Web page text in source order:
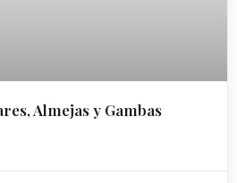
Almejas y Gambas